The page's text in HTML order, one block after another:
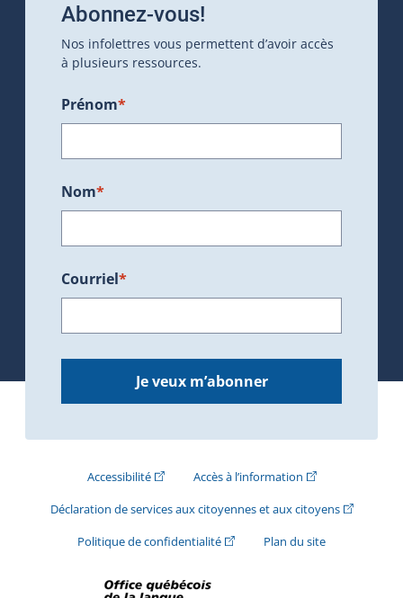
Abonnez-vous!
Nos infolettres vous permettent d’avoir accès
à plusieurs ressources.
Prénom*
Nom*
Courriel*
Je veux m’abonner
Accessibilité(Cet hyperlien externe s'ouvrira dans une
Accès à l’information(Cet hyperlien
Déclaration de services aux citoyennes et aux citoyens(Cet
Politique de confidentialité(Cet hyperlien externe s'ouvrira
Plan du site